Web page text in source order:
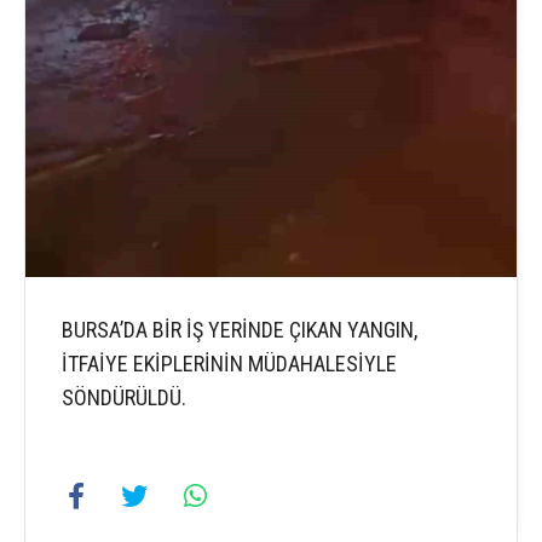
BURSA’DA BİR İŞ YERİNDE ÇIKAN YANGIN,
İTFAİYE EKİPLERİNİN MÜDAHALESİYLE
SÖNDÜRÜLDÜ.